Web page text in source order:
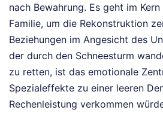
nach Bewahrung. Es geht im
Familie, um die Rekonstruktion
Beziehungen im Angesicht des
der durch den Schneesturm
zu retten, ist das emotionale
Spezialeffekte zu einer leeren
Rechenleistung verkommen